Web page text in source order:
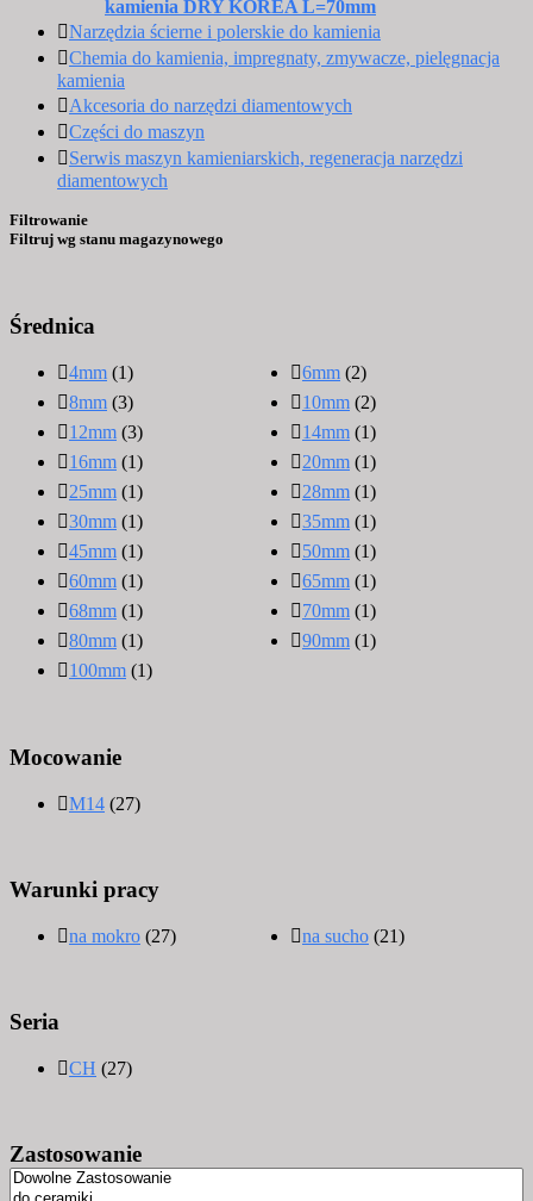
kamienia DRY KOREA L=70mm
Narzędzia ścierne i polerskie do kamienia
Chemia do kamienia, impregnaty, zmywacze, pielęgnacja
kamienia
Akcesoria do narzędzi diamentowych
Części do maszyn
Serwis maszyn kamieniarskich, regeneracja narzędzi
diamentowych
Filtrowanie
Filtruj wg stanu magazynowego
Średnica
4mm (1) 6mm (2)
8mm (3) 10mm (2)
12mm (3) 14mm (1)
16mm (1) 20mm (1)
25mm (1) 28mm (1)
30mm (1) 35mm (1)
45mm (1) 50mm (1)
60mm (1) 65mm (1)
68mm (1) 70mm (1)
80mm (1) 90mm (1)
100mm (1)
Mocowanie
M14 (27)
Warunki pracy
na mokro (27) na sucho (21)
Seria
CH (27)
Zastosowanie